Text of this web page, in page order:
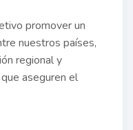
promover un
nuestros países,
regional y
aseguren el